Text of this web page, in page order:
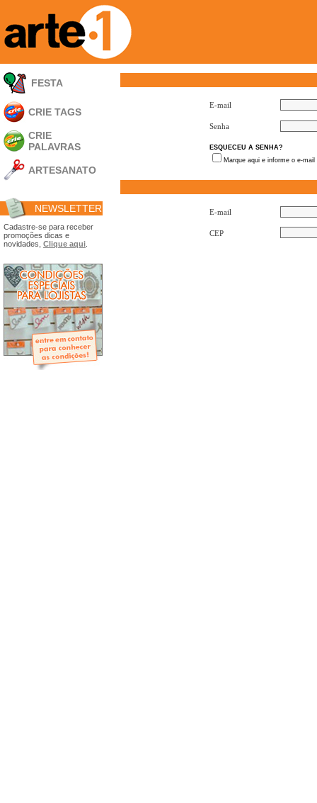
FESTA
CRIE TAGS
CRIE
PALAVRAS
ARTESANATO
Acrílico
Porta Retratos
Ferramentas
- Carimbões
- Embalagens
- Máscaras
- Espátulas
- Diversos
Álbuns
- Mini-Álbuns
- Páginas Mini
- Páginas Scrap
- Argolas
NEWSLETTER
Cadastre-se para receber
promoções dicas e
novidades, Clique aqui
E-mail
Senha
ESQUECEU A SENHA?
Marque aqui e informe o e-
E-mail
CEP